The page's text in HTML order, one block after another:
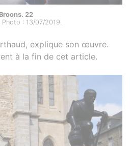
Broons. 22
Photo : 13/07/2019.
explique son œuvre.
à la fin de cet article.